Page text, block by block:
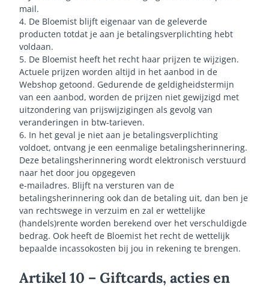
mail.
4. De Bloemist blijft eigenaar van de geleverde
producten totdat je aan je betalingsverplichting hebt
voldaan.
5. De Bloemist heeft het recht haar prijzen te wijzigen.
Actuele prijzen worden altijd in het aanbod in de
Webshop getoond. Gedurende de geldigheidstermijn
van een aanbod, worden de prijzen niet gewijzigd met
uitzondering van prijswijzigingen als gevolg van
veranderingen in btw-tarieven.
6. In het geval je niet aan je betalingsverplichting
voldoet, ontvang je een eenmalige betalingsherinnering.
Deze betalingsherinnering wordt elektronisch verstuurd
naar het door jou opgegeven
e-mailadres. Blijft na versturen van de
betalingsherinnering ook dan de betaling uit, dan ben je
van rechtswege in verzuim en zal er wettelijke
(handels)rente worden berekend over het verschuldigde
bedrag. Ook heeft de Bloemist het recht de wettelijk
bepaalde incassokosten bij jou in rekening te brengen.
Artikel 10 – Giftcards, acties en